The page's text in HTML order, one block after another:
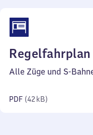
Regelfahrplan
Alle Züge und S-
PDF (42 kB)